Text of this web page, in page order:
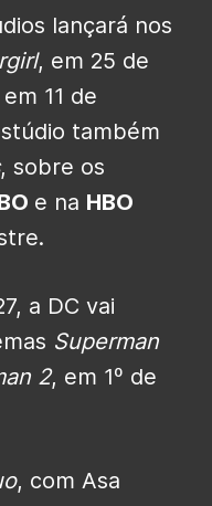
lançará nos
, em 25 de
11 de
também
, sobre os
e na HBO
a DC vai
Superman
2, em 1º de
, com Asa